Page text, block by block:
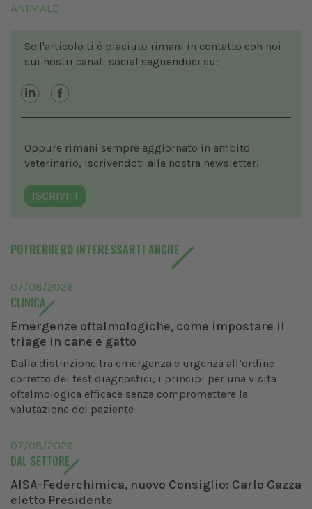
ANIMALE
Se l'articolo ti è piaciuto rimani in contatto con noi
sui nostri canali social seguendoci su:
Oppure rimani sempre aggiornato in ambito
veterinario, iscrivendoti alla nostra newsletter!
ISCRIVITI
POTREBBERO INTERESSARTI ANCHE
07/08/2026
CLINICA
Emergenze oftalmologiche, come impostare il
triage in cane e gatto
Dalla distinzione tra emergenza e urgenza all’ordine
corretto dei test diagnostici, i principi per una visita
oftalmologica efficace senza compromettere la
valutazione del paziente
07/08/2026
DAL SETTORE
AISA-Federchimica, nuovo Consiglio: Carlo Gazza
eletto Presidente